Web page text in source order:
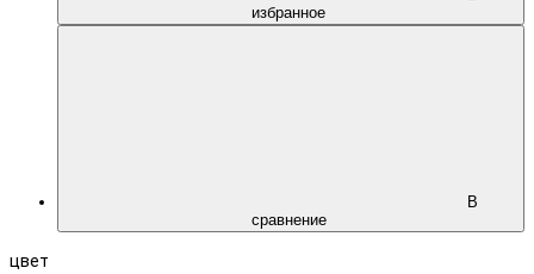
избранное
В
сравнение
цвет